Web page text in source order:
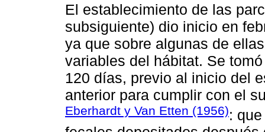
El establecimiento de las
subsiguiente) dio inicio en
ya que sobre algunas de
variables del hábitat. Se
120 días, previo al inicio del
anterior para cumplir con el
Eberhardt y Van Etten (1956):